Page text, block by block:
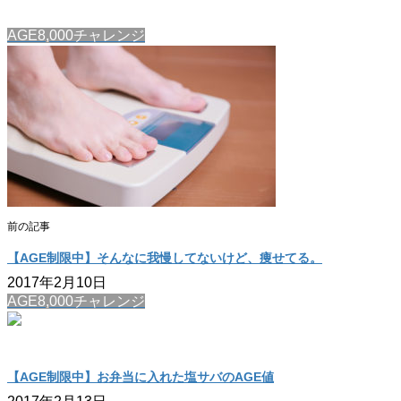
AGE8,000チャレンジ
前の記事
【AGE制限中】そんなに我慢してないけど、痩せてる。
2017年2月10日
AGE8,000チャレンジ
【AGE制限中】お弁当に入れた塩サバのAGE値